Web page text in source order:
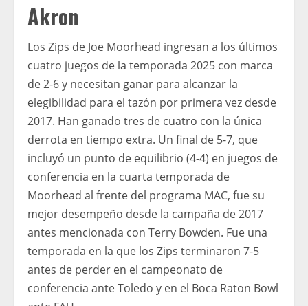
Akron
Los Zips de Joe Moorhead ingresan a los últimos
cuatro juegos de la temporada 2025 con marca
de 2-6 y necesitan ganar para alcanzar la
elegibilidad para el tazón por primera vez desde
2017. Han ganado tres de cuatro con la única
derrota en tiempo extra. Un final de 5-7, que
incluyó un punto de equilibrio (4-4) en juegos de
conferencia en la cuarta temporada de
Moorhead al frente del programa MAC, fue su
mejor desempeño desde la campaña de 2017
antes mencionada con Terry Bowden. Fue una
temporada en la que los Zips terminaron 7-5
antes de perder en el campeonato de
conferencia ante Toledo y en el Boca Raton Bowl